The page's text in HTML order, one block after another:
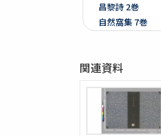
昌黎詩 2巻
自然窩集 7巻
晩香堂遺稿 4巻
恭默堂金先生
龍飛御天歌
大東詩選 12巻
漢陰先生文稿 12
関連資料